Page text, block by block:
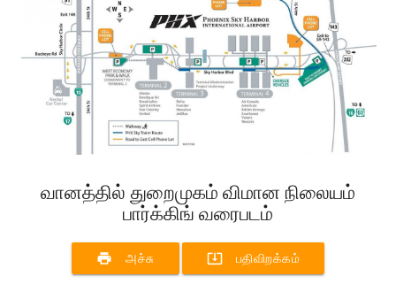
வானத்தில் துறைமுகம் விமான நிலையம்
பார்க்கிங் வரைபடம்
print அச்சு system_update_alt பதிவிறக்கம்